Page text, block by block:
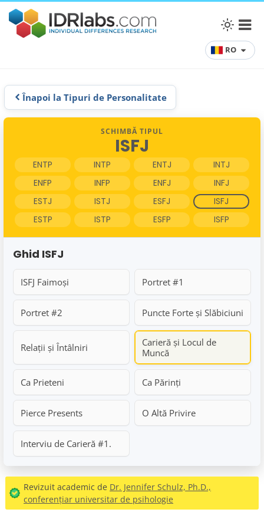
RO
Înapoi la Tipuri de Personalitate
SCHIMBĂ TIPUL
ISFJ
ENTP INTP ENTJ
INTJ
ENFP
INFP ENFJ
INFJ
ESTJ
ISTJ ESFJ
ISFJ
ESTP
ISTP ESFP ISFP
Ghid ISFJ
ISFJ Faimoși Portret #1
Portret #2 Puncte Forte și Slăbiciuni
Relații și Întâlniri
Carieră și Locul de
Muncă
Ca Prieteni Ca Părinți
Pierce Presents O Altă Privire
Interviu de Carieră #1.
Revizuit academic de Dr. Jennifer Schulz, Ph.D.,
conferențiar universitar de psihologie